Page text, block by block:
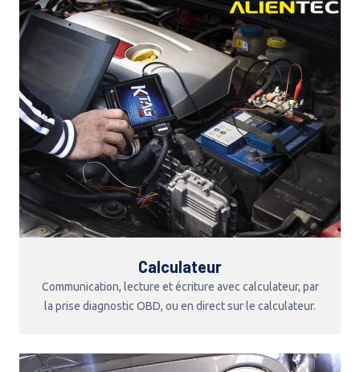
Calculateur
Communication, lecture et écriture avec calculateur, par
la prise diagnostic OBD, ou en direct sur le calculateur.